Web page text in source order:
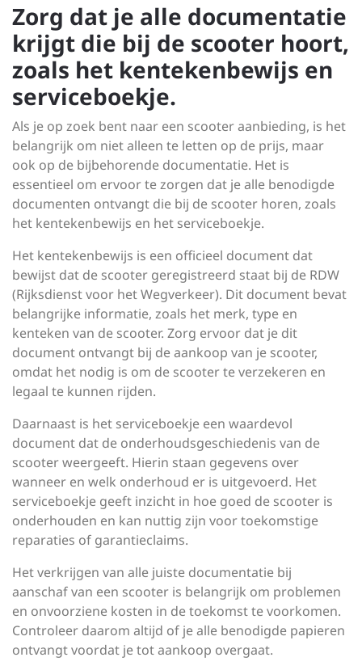
Zorg dat je alle documentatie
krijgt die bij de scooter hoort,
zoals het kentekenbewijs en
serviceboekje.
Als je op zoek bent naar een scooter aanbieding, is het
belangrijk om niet alleen te letten op de prijs, maar
ook op de bijbehorende documentatie. Het is
essentieel om ervoor te zorgen dat je alle benodigde
documenten ontvangt die bij de scooter horen, zoals
het kentekenbewijs en het serviceboekje.
Het kentekenbewijs is een officieel document dat
bewijst dat de scooter geregistreerd staat bij de RDW
(Rijksdienst voor het Wegverkeer). Dit document bevat
belangrijke informatie, zoals het merk, type en
kenteken van de scooter. Zorg ervoor dat je dit
document ontvangt bij de aankoop van je scooter,
omdat het nodig is om de scooter te verzekeren en
legaal te kunnen rijden.
Daarnaast is het serviceboekje een waardevol
document dat de onderhoudsgeschiedenis van de
scooter weergeeft. Hierin staan gegevens over
wanneer en welk onderhoud er is uitgevoerd. Het
serviceboekje geeft inzicht in hoe goed de scooter is
onderhouden en kan nuttig zijn voor toekomstige
reparaties of garantieclaims.
Het verkrijgen van alle juiste documentatie bij
aanschaf van een scooter is belangrijk om problemen
en onvoorziene kosten in de toekomst te voorkomen.
Controleer daarom altijd of je alle benodigde papieren
ontvangt voordat je tot aankoop overgaat.